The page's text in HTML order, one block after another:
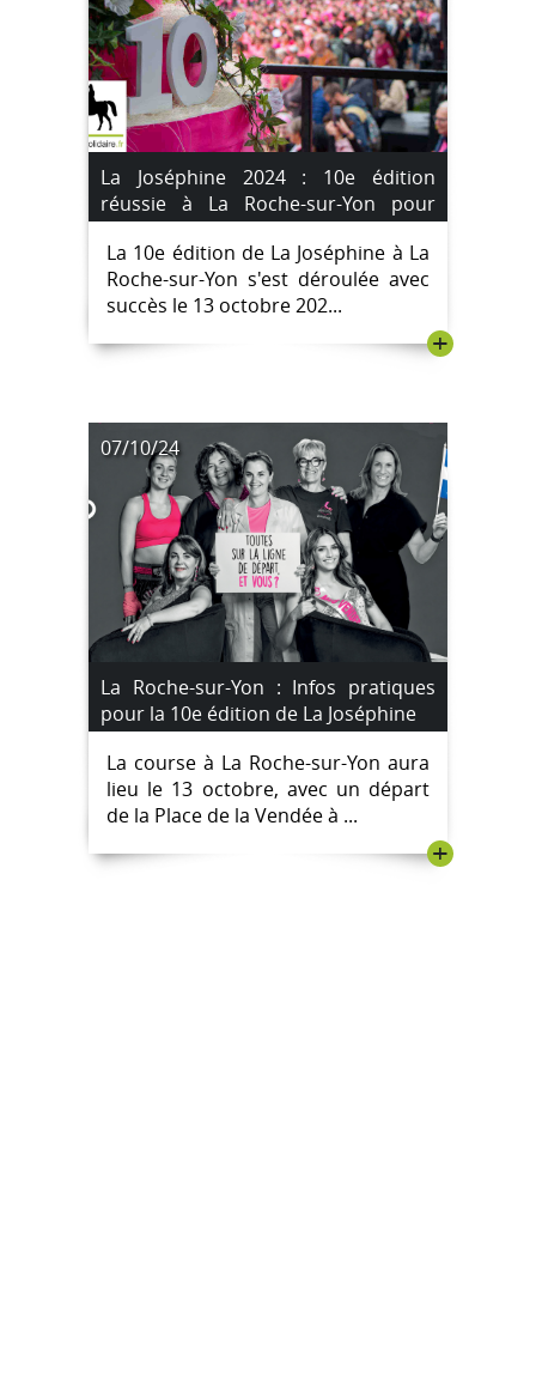
La Joséphine 2024 : 10e édition
réussie à La Roche-sur-Yon pour
soutenir la lutte contre le cancer;
[IMAGES]
La 10e édition de La Joséphine à La
Roche-sur-Yon s'est déroulée avec
succès le 13 octobre 202...
+
07/10/24
La Roche-sur-Yon : Infos pratiques
pour la 10e édition de La Joséphine
La course à La Roche-sur-Yon aura
lieu le 13 octobre, avec un départ
de la Place de la Vendée à ...
+